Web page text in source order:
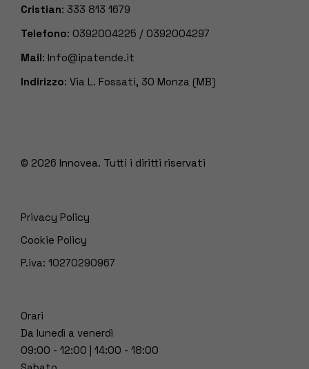
Cristian: 333 813 1679
Telefono: 0392004225 / 0392004297
Mail: Info@ipatende.it
Indirizzo: Via L. Fossati, 30 Monza (MB)
© 2026 Innovea. Tutti i diritti riservati
Privacy Policy
Cookie Policy
P.iva: 10270290967
Orari
Da lunedì a venerdì
09:00 - 12:00 | 14:00 - 18:00